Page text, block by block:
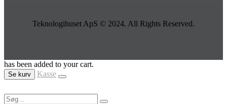
Teknologihuset ApS © 2024. All Rights Reserved.
has been added to your cart.
Se kurv Kasse